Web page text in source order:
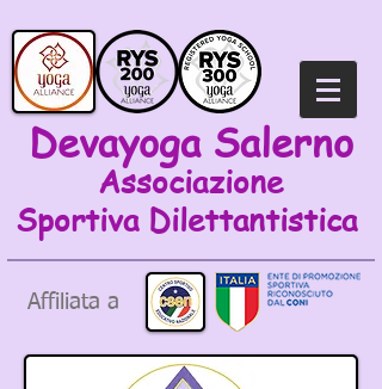
Devayoga Salerno
Associazione
Sportiva Dilettantistica
Affiliata a